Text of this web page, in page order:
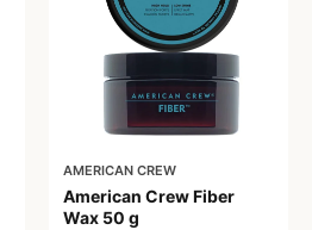
AMERICAN CREW
American Crew Fiber
Wax 50 g